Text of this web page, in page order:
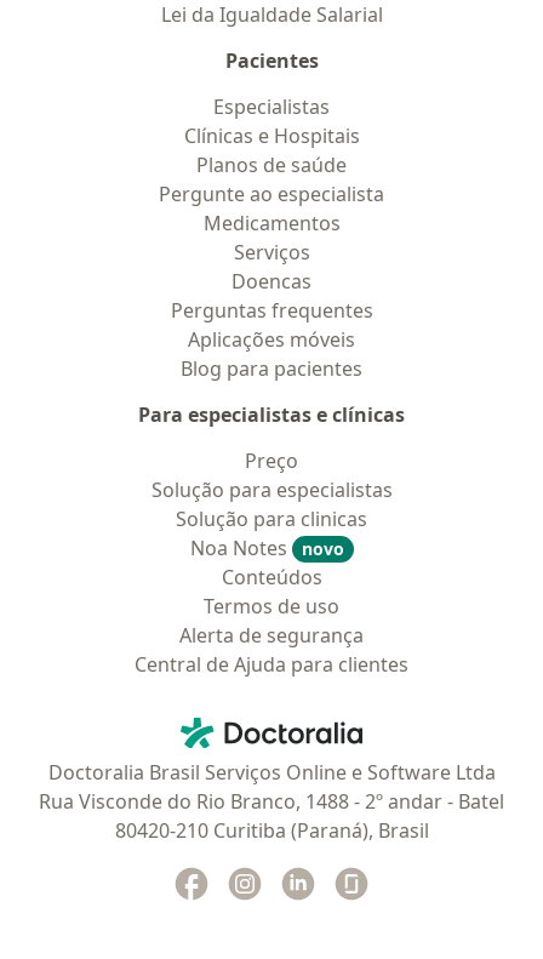
Lei da Igualdade Salarial
Pacientes
Especialistas
Clínicas e Hospitais
Planos de saúde
Pergunte ao especialista
Medicamentos
Serviços
Doencas
Perguntas frequentes
Aplicações móveis
Blog para pacientes
Para especialistas e clínicas
Preço
Solução para especialistas
Solução para clinicas
Noa Notes
novo
Conteúdos
Termos de uso
Alerta de segurança
Central de Ajuda para clientes
Doctoralia - Homepage
Doctoralia Brasil Serviços Online e Software Ltda
Rua Visconde do Rio Branco, 1488 - 2º andar - Batel
80420-210 Curitiba (Paraná), Brasil
Facebook
abre num novo separador
Instagram
abre num novo separador
Linkedin
abre num novo